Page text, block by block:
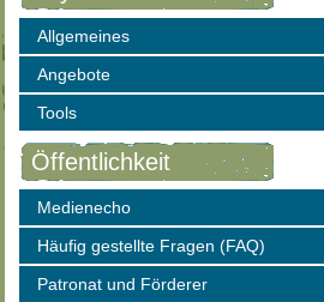
Allgemeines
Angebote
Tools
Öffentlichkeit
Medienecho
Häufig gestellte Fragen (FAQ)
Patronat und Förderer